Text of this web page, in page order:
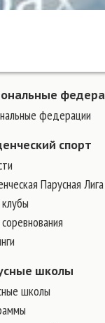
федерации
спорт
Парусная Лига
школы
школы